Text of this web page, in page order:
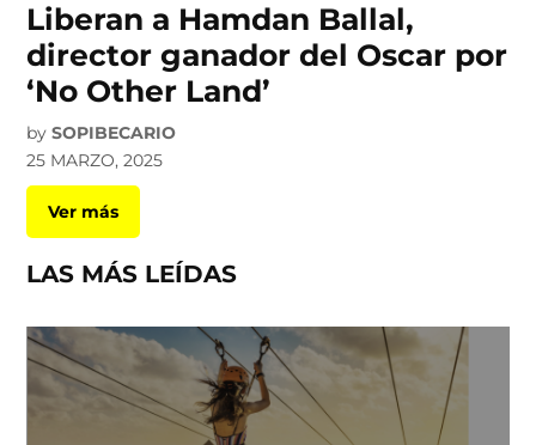
Liberan a Hamdan Ballal,
director ganador del Oscar por
‘No Other Land’
by SOPIBECARIO
25 MARZO, 2025
Ver más
LAS MÁS LEÍDAS